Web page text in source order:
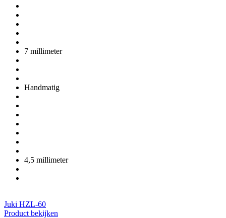
7 millimeter
Handmatig
4,5 millimeter
Juki HZL-60
Product bekijken